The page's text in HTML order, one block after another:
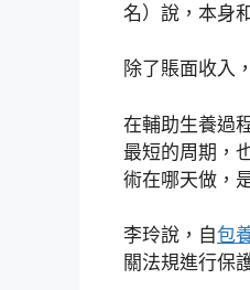
名）說，本身
除了賬面收入
在輔助生養過
最短的周期，
術在哪天做，
李玲說，自包
關法規進行保